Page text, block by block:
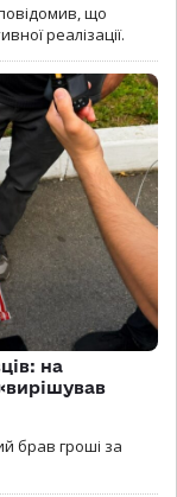
що
реалізації.
на
брав гроші за